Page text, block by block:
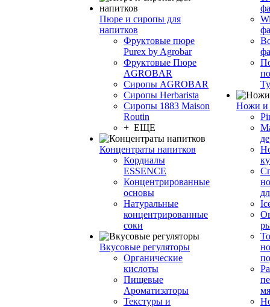
Пюре и сиропы для
напитков
Фруктовые пюре
Purex by Agrobar
Фруктовые Пюре
AGROBAR
Сиропы AGROBAR
Сиропы Herbarista
Сиропы 1883 Maison
Routin
+ ЕЩЕ
Концентраты напитков
Кордиалы
ESSENCE
Концентрированные
основы
Натуральные
концентрированные
соки
Вкусовые регуляторы
Органические
кислоты
Пищевые
Ароматизаторы
Текстуры и
Ножи и